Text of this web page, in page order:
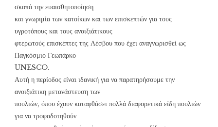
σκοπό την ευαισθητοποίηση
και γνωριμία των κατοίκων και των επισκεπτών για τους
υγροτόπους και τους ανοιξιάτικους
φτερωτούς επισκέπτες της Λέσβου που έχει αναγνωρισθεί ως
Παγκόσμιο Γεωπάρκο
UNESCO.
Αυτή η περίοδος είναι ιδανική για να παρατηρήσουμε την
ανοιξιάτικη μετανάστευση των
πουλιών, όπου έχουν καταφθάσει πολλά διαφορετικά είδη πουλιών
για να τροφοδοτηθούν